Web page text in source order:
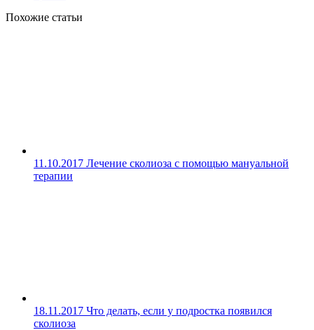
Похожие статьи
11.10.2017 Лечение сколиоза с помощью мануальной
терапии
18.11.2017 Что делать, если у подростка появился
сколиоза